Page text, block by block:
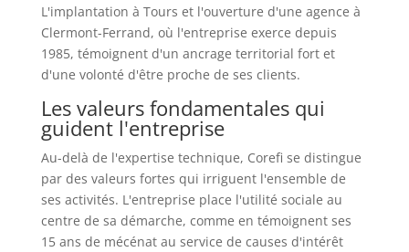
L'implantation à Tours et l'ouverture d'une agence à
Clermont-Ferrand, où l'entreprise exerce depuis
1985, témoignent d'un ancrage territorial fort et
d'une volonté d'être proche de ses clients.
Les valeurs fondamentales qui
guident l'entreprise
Au-delà de l'expertise technique, Corefi se distingue
par des valeurs fortes qui irriguent l'ensemble de
ses activités. L'entreprise place l'utilité sociale au
centre de sa démarche, comme en témoignent ses
15 ans de mécénat au service de causes d'intérêt